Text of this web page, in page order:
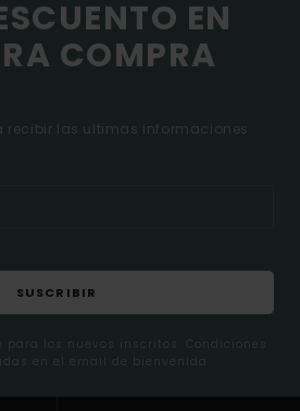
EN
COMPRA
recibir las ultimas informaciones
SUSCRIBIR
los nuevos inscritos. Condiciones
en el email de bienvenida